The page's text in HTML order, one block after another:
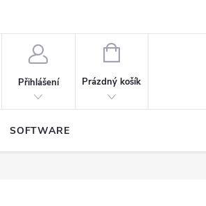
Přihlášení
NÁKUPNÍ
Prázdný košík
SOFTWARE